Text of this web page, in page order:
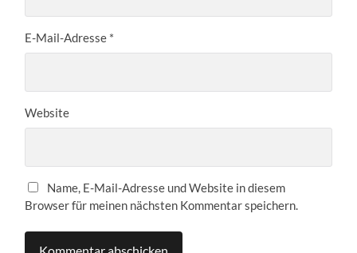
E-Mail-Adresse *
Website
Name, E-Mail-Adresse und Website in diesem
Browser für meinen nächsten Kommentar speichern.